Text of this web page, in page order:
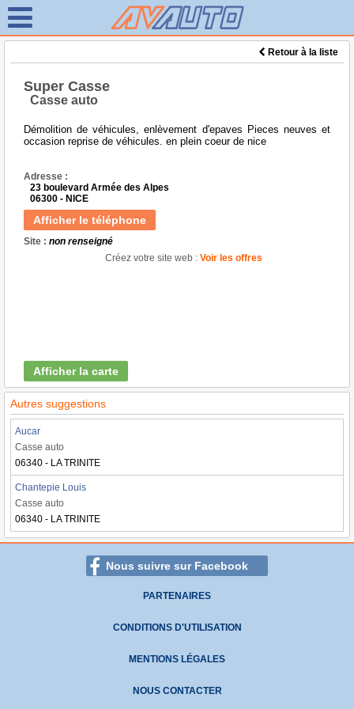
Retour à la liste
Super Casse
Casse auto
Démolition de véhicules, enlèvement d'epaves Pieces neuves et
occasion reprise de véhicules. en plein coeur de nice
Adresse :
23 boulevard Armée des Alpes
06300 - NICE
Afficher le téléphone
Site : non renseigné
Créez votre site web : Voir les offres
Afficher la carte
Autres suggestions
Aucar
Casse auto
06340 - LA TRINITE
Chantepie Louis
Casse auto
06340 - LA TRINITE
Nous suivre sur Facebook
PARTENAIRES
CONDITIONS D'UTILISATION
MENTIONS LÉGALES
NOUS CONTACTER